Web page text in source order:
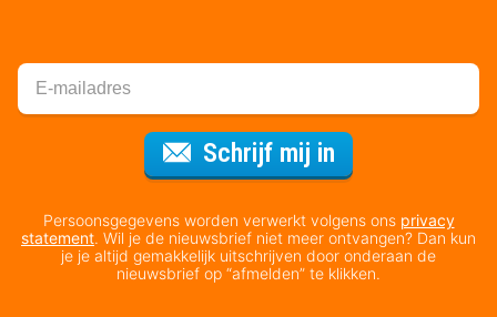
Schrijf mij in
Persoonsgegevens worden verwerkt volgens ons privacy
statement. Wil je de nieuwsbrief niet meer ontvangen? Dan kun
je je altijd gemakkelijk uitschrijven door onderaan de
nieuwsbrief op “afmelden” te klikken.